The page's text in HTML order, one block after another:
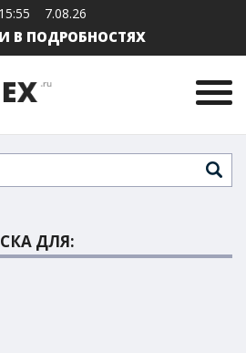
15:55 7.08.26
В ПОДРОБНОСТЯХ
ДЛЯ: